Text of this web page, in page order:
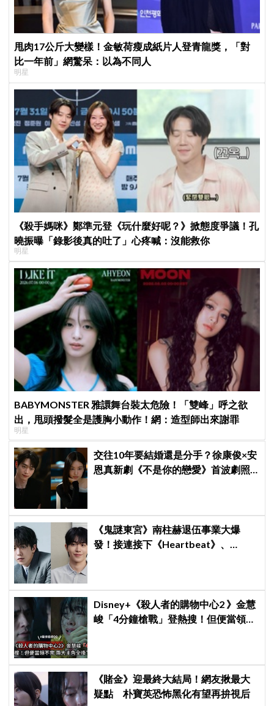
甩肉17公斤大變樣！金敏荷瘦成紙片人登青龍獎，「對
比一年前」網驚呆：以為不同人
明星
《殺手媽咪》鄭準元登《玩什麼好呢？》掀態度爭議！孔
曉振曝「錄影後真的吐了」心疼喊：沒能救你
明星
BABYMONSTER 雅譞舞台裝太危險！「雙峰」呼之欲
出，甩頭撥髮全是護胸小動作！網：造型師出來謝罪
明星
交往10年要結婚還是分手？徐康俊×安
恩真新劇《不是你的戀愛》首波劇照
《鬼謎東宮》南柱赫退伍事業大爆
發！接連接下《Heartbeat》、
Disney+《殺人者的購物中心2 》金慧
峻「4分鐘槍戰」登熱搜！但便當領不
《賭金》迎最終大結局！網友揪最大
疑點 朴寶英恐怖黑化有望再拚視后